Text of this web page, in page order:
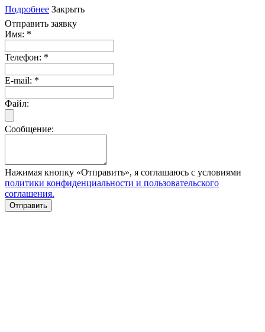
Подробнее Закрыть
Отправить заявку
Имя: *
Телефон: *
E-mail: *
Файл:
Сообщение:
Нажимая кнопку «Отправить», я соглашаюсь с условиями
политики конфиденциальности и пользовательского
соглашения.
Отправить